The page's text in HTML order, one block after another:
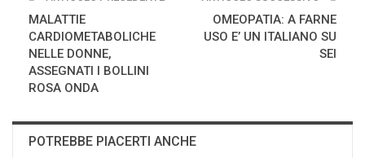
MALATTIE
CARDIOMETABOLICHE
NELLE DONNE,
ASSEGNATI I BOLLINI
ROSA ONDA
OMEOPATIA: A FARNE
USO E’ UN ITALIANO SU
SEI
POTREBBE PIACERTI ANCHE